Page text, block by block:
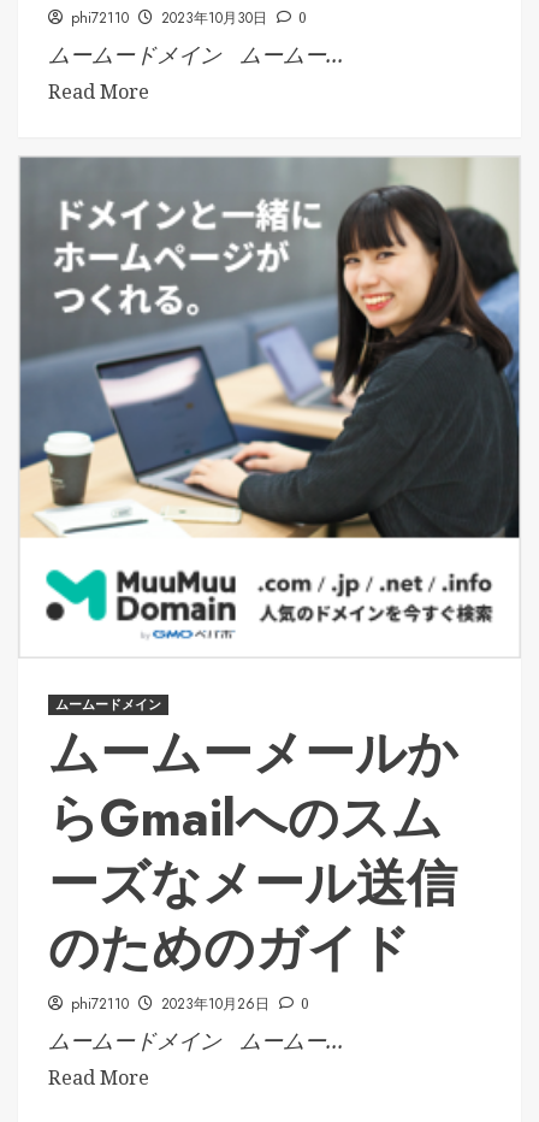
phi72110 2023年10月30日 0
ムームードメイン ムームー...
Read More
ムームードメイン
ムームーメールか
らGmailへのスム
ーズなメール送信
のためのガイド
phi72110 2023年10月26日 0
ムームードメイン ムームー...
Read More